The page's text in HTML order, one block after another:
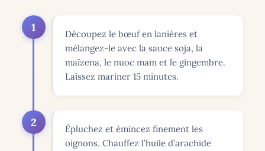
1
Découpez le bœuf en lanières et
mélangez-le avec la sauce soja, la
maïzena, le nuoc mam et le gingembre.
Laissez mariner 15 minutes.
2
Épluchez et émincez finement les
oignons. Chauffez l’huile d’arachide